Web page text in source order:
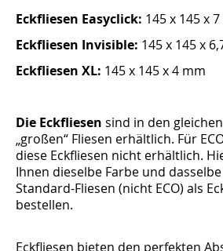
Eckfliesen Easyclick: 145 x 145 x
Eckfliesen Invisible: 145 x 145 x
Eckfliesen XL: 145 x 145 x 4 mm
Die Eckfliesen sind in den
„großen“ Fliesen erhältlich. Für
diese Eckfliesen nicht erhältlich.
Ihnen dieselbe Farbe und
Standard-Fliesen (nicht ECO) als
bestellen.
Eckfliesen bieten den perfekten